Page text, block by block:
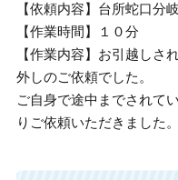
【依頼内容】台所蛇口分
【作業時間】１０分
【作業内容】お引越しさ
外しのご依頼でした。
ご自身で途中までされて
りご依頼いただきました。